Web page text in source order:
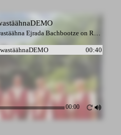
Uwastäähna Ejrada Bachbootze on Rämm
00:40
00:00